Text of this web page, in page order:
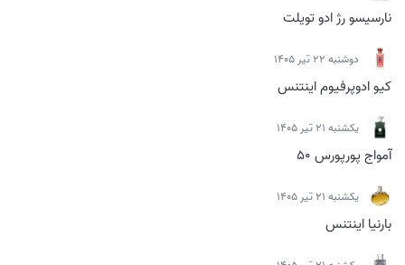
نارسیسو رژ ادو تویلت
دوشنبه 22 تیر 1405
کیو ادوپرفیوم اینتنس
يكشنبه 21 تیر 1405
آمواج پورپورس 50
يكشنبه 21 تیر 1405
بارنیا اینتنس